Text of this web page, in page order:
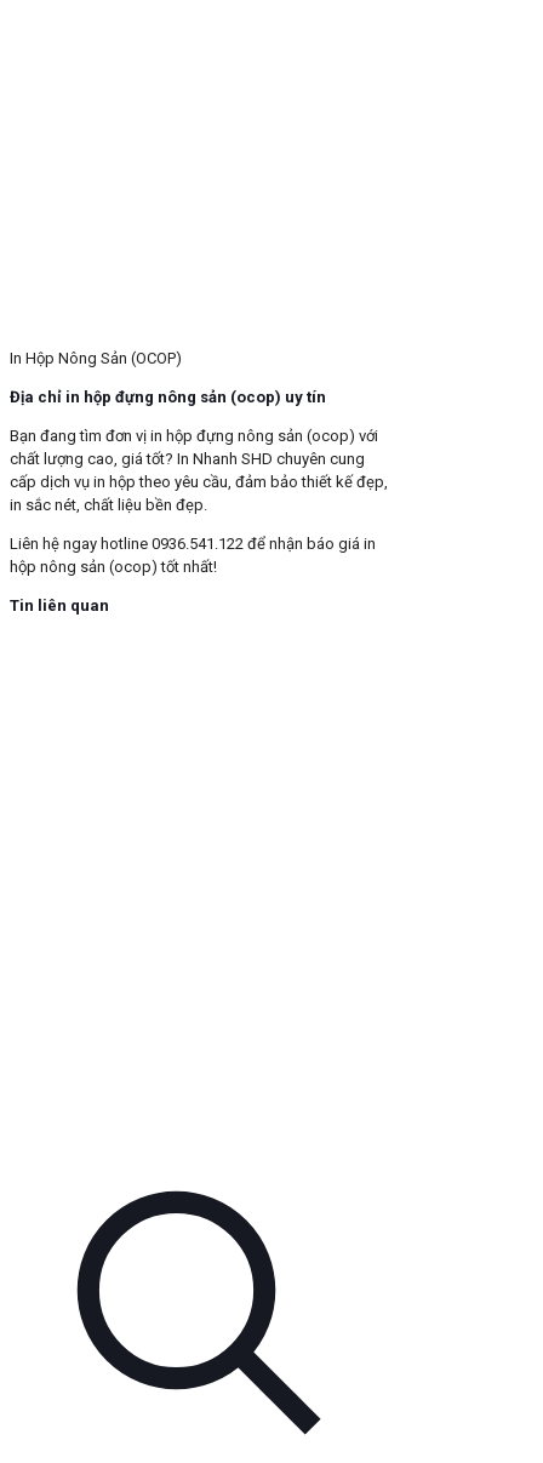
In Hộp Nông Sản (OCOP)
Địa chỉ in hộp đựng nông sản (ocop) uy tín
Bạn đang tìm đơn vị in hộp đựng nông sản (ocop) với
chất lượng cao, giá tốt? In Nhanh SHD chuyên cung
cấp dịch vụ in hộp theo yêu cầu, đảm bảo thiết kế đẹp,
in sắc nét, chất liệu bền đẹp.
Liên hệ ngay hotline 0936.541.122 để nhận báo giá in
hộp nông sản (ocop) tốt nhất!
Tin liên quan